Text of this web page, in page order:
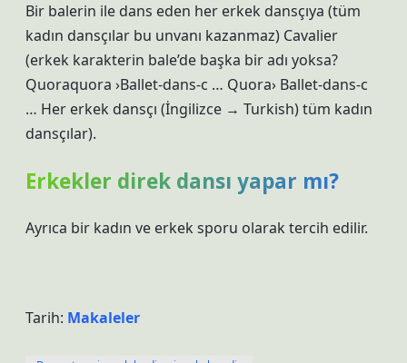
Bir balerin ile dans eden her erkek dansçıya (tüm
kadın dansçılar bu unvanı kazanmaz) Cavalier
(erkek karakterin bale’de başka bir adı yoksa?
Quoraquora ›Ballet-dans-c … Quora› Ballet-dans-c
… Her erkek dansçı (İngilizce → Turkish) tüm kadın
dansçılar).
Erkekler direk dansı yapar mı?
Ayrıca bir kadın ve erkek sporu olarak tercih edilir.
Tarih: Makaleler